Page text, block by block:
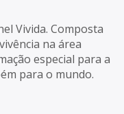
Vivida. Composta
na área
especial para a
para o mundo.